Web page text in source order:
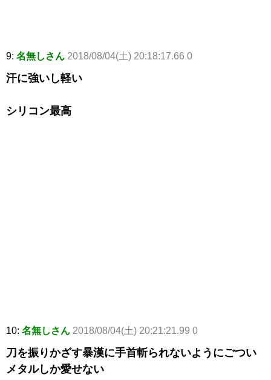
9: 名無しさん 2018/08/04(土) 20:18:17.66 0
汗に強いし軽い
シリコン最高
10: 名無しさん 2018/08/04(土) 20:21:21.99 0
刀を振りかざす暴漢に手首斬られないようにごつい
メタルしか愛せない